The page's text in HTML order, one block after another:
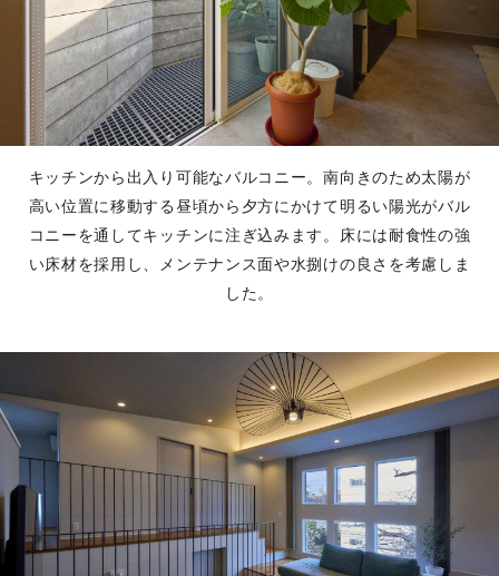
キッチンから出入り可能なバルコニー。南向きのため太陽が
高い位置に移動する昼頃から夕方にかけて明るい陽光がバル
コニーを通してキッチンに注ぎ込みます。床には耐食性の強
い床材を採用し、メンテナンス面や水捌けの良さを考慮しま
した。